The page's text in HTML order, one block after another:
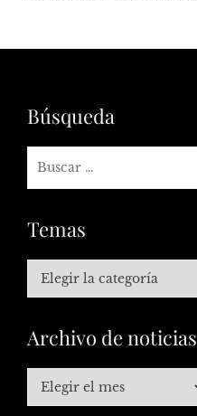
Búsqueda
Temas
Archivo de noticias